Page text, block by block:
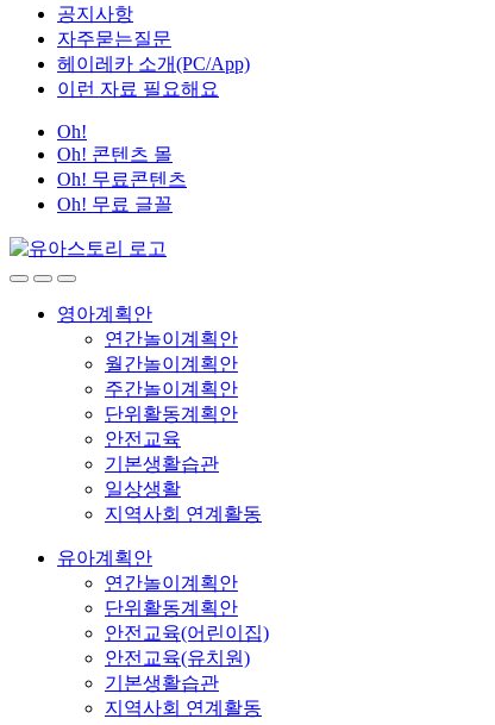
공지사항
자주묻는질문
헤이레카 소개(PC/App)
이런 자료 필요해요
Oh!
Oh! 콘텐츠 몰
Oh! 무료콘텐츠
Oh! 무료 글꼴
영아계획안
연간놀이계획안
월간놀이계획안
주간놀이계획안
단위활동계획안
안전교육
기본생활습관
일상생활
지역사회 연계활동
유아계획안
연간놀이계획안
단위활동계획안
안전교육(어린이집)
안전교육(유치원)
기본생활습관
지역사회 연계활동